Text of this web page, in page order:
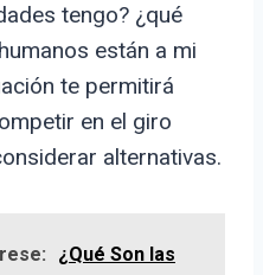
tengo? ¿qué
están a mi
te permitirá
en el giro
alternativas.
¿Qué Son las